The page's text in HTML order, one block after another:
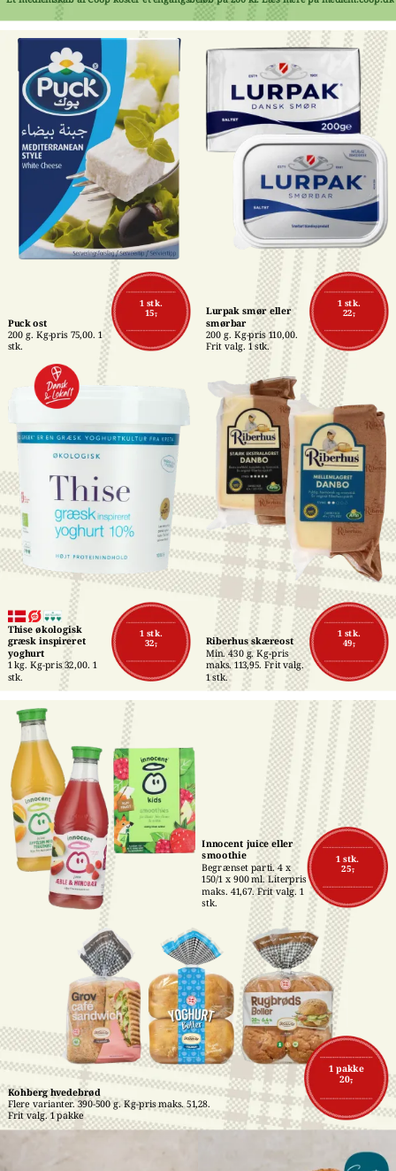
1 stk.
15,-
Puck ost
200 g. Kg-pris 75,00. 1
stk.
1 stk.
22,-
Lurpak smør eller
smørbar
200 g. Kg-pris 110,00.
Frit valg. 1 stk.
1 stk.
32,-
Thise økologisk
græsk inspireret
yoghurt
1 kg. Kg-pris 32,00. 1
stk.
1 stk.
49,-
Riberhus skæreost
Min. 430 g. Kg-pris
maks. 113,95. Frit valg.
1 stk.
1 pakke
20,-
Kohberg hvedebrød
Flere varianter. 390-500 g. Kg-pris maks. 51,28.
Frit valg. 1 pakke
1 stk.
25,-
Innocent juice eller
smoothie
Begrænset parti. 4 x
150/1 x 900 ml. Literpris
maks. 41,67. Frit valg. 1
stk.